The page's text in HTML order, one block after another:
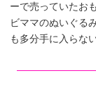
ーで売っていたお
ビママのぬいぐる
も多分手に入らな